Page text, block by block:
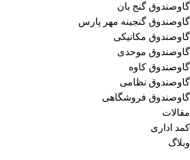
گاوصندوق گنج بان
گاوصندوق گنجینه مهر پارس
گاوصندوق مکانیکی
گاوصندوق موحدی
گاوصندوق کاوه
گاوصندوق نظامی
گاوصندوق فروشگاهی
مقالات
کمد اداری
وبلاگ